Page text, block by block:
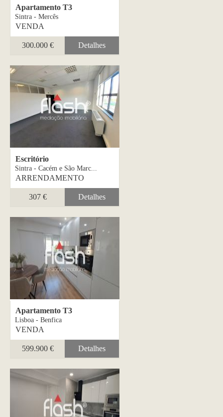
Apartamento T3
Sintra - Mercês
VENDA
300.000 € Detalhes
Escritório
Sintra - Cacém e São Marc...
ARRENDAMENTO
307 € Detalhes
Apartamento T3
Lisboa - Benfica
VENDA
599.900 € Detalhes